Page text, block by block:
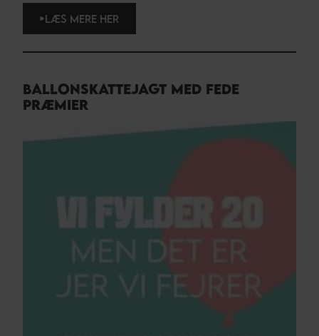
LÆS MERE HER
BALLONSKATTEJAGT MED FEDE
PRÆMIER